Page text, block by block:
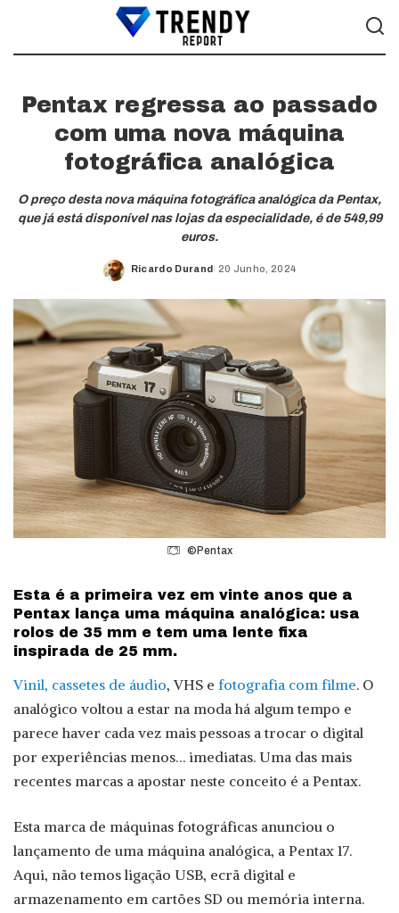
Pentax regressa ao passado
com uma nova máquina
fotográfica analógica
O preço desta nova máquina fotográfica analógica da Pentax,
que já está disponível nas lojas da especialidade, é de 549,99
euros.
Posted
Ricardo Durand 20 Junho, 2024
©Pentax
Esta é a primeira vez em vinte anos que a
Pentax lança uma máquina analógica: usa
rolos de 35 mm e tem uma lente fixa
inspirada de 25 mm.
Vinil, cassetes de áudio, VHS e fotografia com filme. O
analógico voltou a estar na moda há algum tempo e
parece haver cada vez mais pessoas a trocar o digital
por experiências menos… imediatas. Uma das mais
recentes marcas a apostar neste conceito é a Pentax.
Esta marca de máquinas fotográficas anunciou o
lançamento de uma máquina analógica, a Pentax 17.
Aqui, não temos ligação USB, ecrã digital e
armazenamento em cartões SD ou memória interna.